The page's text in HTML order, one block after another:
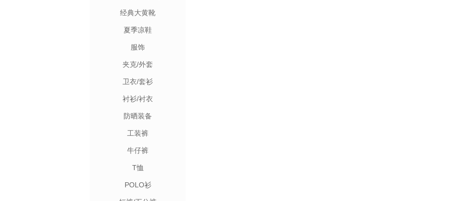
经典大黄靴
夏季凉鞋
服饰
夹克/外套
卫衣/套衫
衬衫/衬衣
防晒装备
工装裤
牛仔裤
T恤
POLO衫